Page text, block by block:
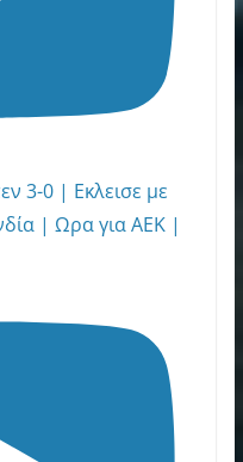
3-0 | Εκλεισε με
| Ωρα για ΑΕΚ |